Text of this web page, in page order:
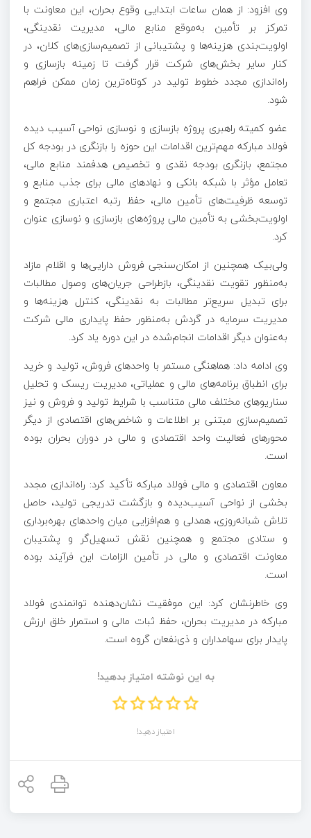
وی افزود: از همان ساعات ابتدایی وقوع بحران، این معاونت با
تمرکز بر تأمین به‌موقع منابع مالی، مدیریت نقدینگی،
اولویت‌بندی هزینه‌ها و پشتیبانی از تصمیم‌سازی‌های کلان، در
کنار سایر بخش‌های شرکت قرار گرفت تا زمینه بازسازی و
راه‌اندازی مجدد خطوط تولید در کوتاه‌ترین زمان ممکن فراهم
شود.
عضو کمیته راهبری پروژه بازسازی و نوسازی نواحی آسیب دیده
فولاد مبارکه مهم‌ترین اقدامات این حوزه را بازنگری در بودجه کل
مجتمع، بازنگری بودجه نقدی و تخصیص هدفمند منابع مالی،
تعامل مؤثر با شبکه بانکی و نهاد‌های مالی برای جذب منابع و
توسعه ظرفیت‌های تأمین مالی، حفظ رتبه اعتباری مجتمع و
اولویت‌بخشی به تأمین مالی پروژه‌های بازسازی و نوسازی عنوان
کرد.
ولی‌بیک همچنین از امکان‌سنجی فروش دارایی‌ها و اقلام مازاد
به‌منظور تقویت نقدینگی، بازطراحی جریان‌های وصول مطالبات
برای تبدیل سریع‌تر مطالبات به نقدینگی، کنترل هزینه‌ها و
مدیریت سرمایه در گردش به‌منظور حفظ پایداری مالی شرکت
به‌عنوان دیگر اقدامات انجام‌شده در این دوره یاد کرد.
وی ادامه داد: هماهنگی مستمر با واحد‌های فروش، تولید و خرید
برای انطباق برنامه‌های مالی و عملیاتی، مدیریت ریسک و تحلیل
سناریو‌های مختلف مالی متناسب با شرایط تولید و فروش و نیز
تصمیم‌سازی مبتنی بر اطلاعات و شاخص‌های اقتصادی از دیگر
محور‌های فعالیت واحد اقتصادی و مالی در دوران بحران بوده
است.
معاون اقتصادی و مالی فولاد مبارکه تأکید کرد: راه‌اندازی مجدد
بخشی از نواحی آسیب‌دیده و بازگشت تدریجی تولید، حاصل
تلاش شبانه‌روزی، همدلی و هم‌افزایی میان واحد‌های بهره‌برداری
و ستادی مجتمع و همچنین نقش تسهیل‌گر و پشتیبان
معاونت اقتصادی و مالی در تأمین الزامات این فرآیند بوده
است.
وی خاطرنشان کرد: این موفقیت نشان‌دهنده توانمندی فولاد
مبارکه در مدیریت بحران، حفظ ثبات مالی و استمرار خلق ارزش
پایدار برای سهامداران و ذی‌نفعان گروه است.
به این نوشته امتیاز بدهید!
امتیاز دهید!